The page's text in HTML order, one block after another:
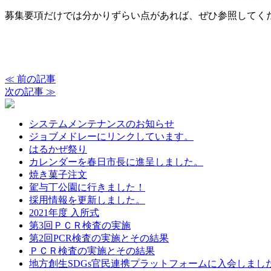
募集要項だけでは分かりずらい点があれば、ぜひ参照してく
≪ 前の記事
次の記事 ≫
システムメンテナンスのお知らせ
ジョブメドレーにリンクしています。
はるかぜ祭り
カレンダーを春日市長に進呈しました。
焼き菓子注文
駕与丁公園に行きました！
採用情報を更新しました。
2021年度 入所式
第3回ＰＣＲ検査の実施
第2回PCR検査の実施とその結果
ＰＣＲ検査の実施とその結果
地方創生SDGs官民連携プラットフォームに入会しまし